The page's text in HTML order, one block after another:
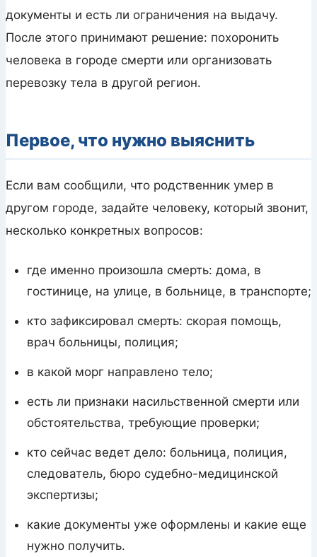
документы и есть ли ограничения на выдачу.
После этого принимают решение: похоронить
человека в городе смерти или организовать
перевозку тела в другой регион.
Первое, что нужно выяснить
Если вам сообщили, что родственник умер в
другом городе, задайте человеку, который звонит,
несколько конкретных вопросов:
где именно произошла смерть: дома, в
гостинице, на улице, в больнице, в транспорте;
кто зафиксировал смерть: скорая помощь,
врач больницы, полиция;
в какой морг направлено тело;
есть ли признаки насильственной смерти или
обстоятельства, требующие проверки;
кто сейчас ведет дело: больница, полиция,
следователь, бюро судебно-медицинской
экспертизы;
какие документы уже оформлены и какие еще
нужно получить.